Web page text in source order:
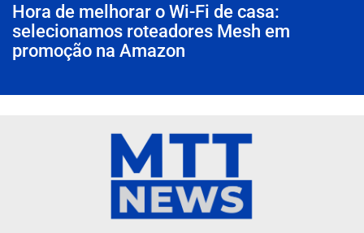
Hora de melhorar o Wi-Fi de casa:
selecionamos roteadores Mesh em
promoção na Amazon